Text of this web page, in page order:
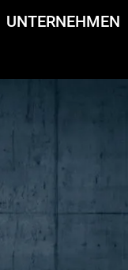
UNTERNEHMEN